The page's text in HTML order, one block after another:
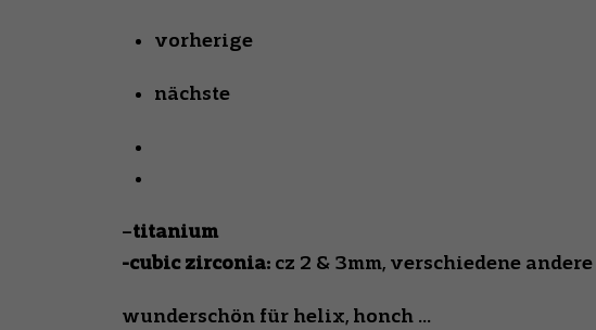
vorherige
nächste
–titanium
-cubic zirconia: cz 2 & 3mm, verschiedene
wunderschön für helix, honch …